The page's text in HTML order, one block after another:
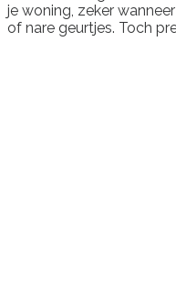
je woning, zeker
of nare geurtjes. Toch